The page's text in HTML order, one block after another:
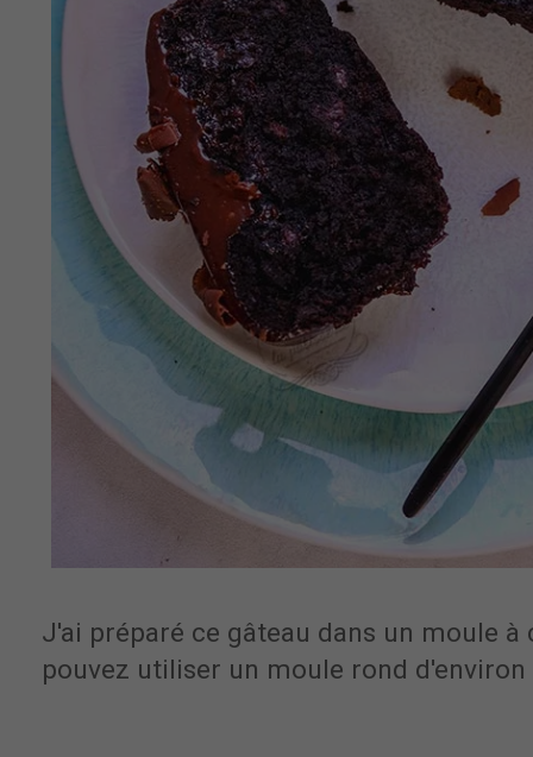
J'ai préparé ce gâteau dans un moule à
pouvez utiliser un moule rond